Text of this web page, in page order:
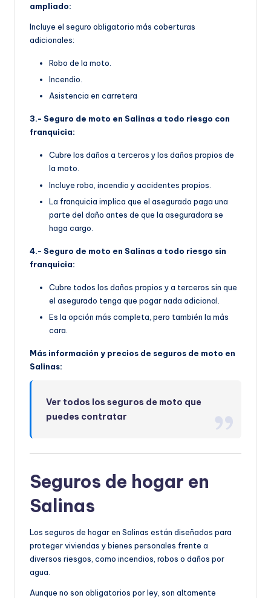
ampliado:
Incluye el seguro obligatorio más coberturas
adicionales:
Robo de la moto.
Incendio.
Asistencia en carretera
3.- Seguro de moto en Salinas a todo riesgo con
franquicia:
Cubre los daños a terceros y los daños propios de
la moto.
Incluye robo, incendio y accidentes propios.
La franquicia implica que el asegurado paga una
parte del daño antes de que la aseguradora se
haga cargo.
4.- Seguro de moto en Salinas a todo riesgo sin
franquicia:
Cubre todos los daños propios y a terceros sin que
el asegurado tenga que pagar nada adicional.
Es la opción más completa, pero también la más
cara.
Más información y precios de seguros de moto en
Salinas:
Ver todos los seguros de moto que
puedes contratar
Seguros de hogar en
Salinas
Los seguros de hogar en Salinas están diseñados para
proteger viviendas y bienes personales frente a
diversos riesgos, como incendios, robos o daños por
agua.
Aunque no son obligatorios por ley, son altamente